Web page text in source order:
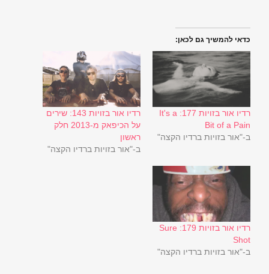
כדאי להמשיך גם לכאן:
רדיו אור בזויות 177: It's a
Bit of a Pain
ב-"אור בזויות ברדיו הקצה"
רדיו אור בזויות 143: שירים
על הכיפאק מ-2013 חלק
ראשון
ב-"אור בזויות ברדיו הקצה"
רדיו אור בזויות 179: Sure
Shot
ב-"אור בזויות ברדיו הקצה"